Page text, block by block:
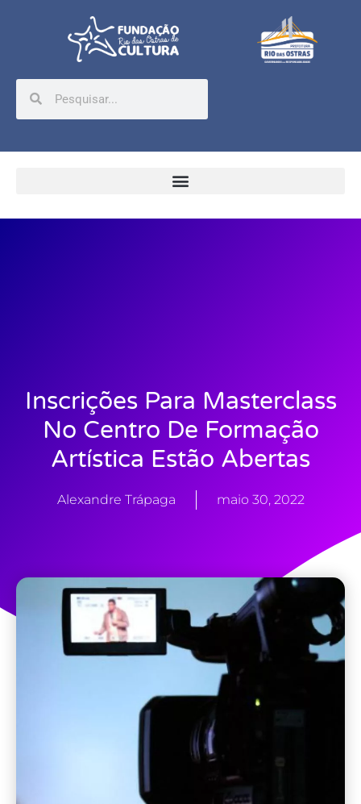
Inscrições Para Masterclass
No Centro De Formação
Artística Estão Abertas
Alexandre Trápaga maio 30, 2022